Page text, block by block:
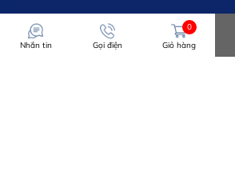
Nhắn tin Gọi điện
0
Giỏ hàng